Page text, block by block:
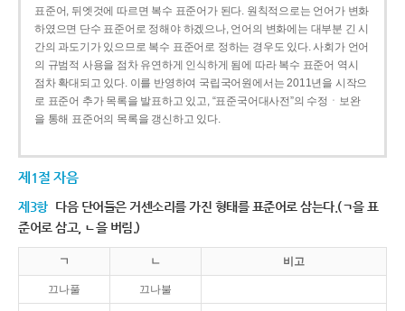
표준어, 뒤엣것에 따르면 복수 표준어가 된다. 원칙적으로는 언어가 변화
하였으면 단수 표준어로 정해야 하겠으나, 언어의 변화에는 대부분 긴 시
간의 과도기가 있으므로 복수 표준어로 정하는 경우도 있다. 사회가 언어
의 규범적 사용을 점차 유연하게 인식하게 됨에 따라 복수 표준어 역시
점차 확대되고 있다. 이를 반영하여 국립국어원에서는 2011년을 시작으
로 표준어 추가 목록을 발표하고 있고, “표준국어대사전”의 수정ㆍ보완
을 통해 표준어의 목록을 갱신하고 있다.
제1절 자음
제3항 다음 단어들은 거센소리를 가진 형태를 표준어로 삼는다.(ㄱ을 표
준어로 삼고, ㄴ을 버림.)
ㄱ ㄴ 비고
끄나풀 끄나불